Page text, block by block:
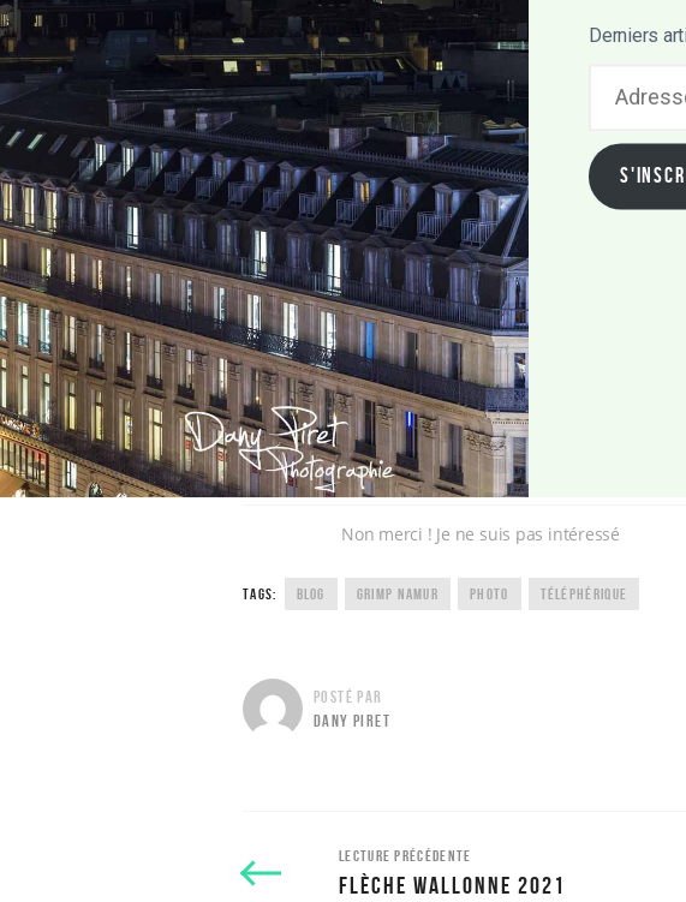
Un spectacle de haute voltige à couper le souffle.
téléphérique tombé en panne à mi-parcours. Les
de matériels et de protocoles de sauvetage.
Un sauvetage de chien a également été réalisé
Dans le futur, un exercice sera effectué avec une
J’AIME ÇA :
TAGS: BLOG GRIMP NAMUR PHOTO TÉLÉPHÉRIQUE
POSTÉ PAR
DANY PIRET
LECTURE PRÉCÉDENTE
FLÈCHE WALLONNE 2021
Derniers
S
E
Non merci ! Je ne suis pas intéressé